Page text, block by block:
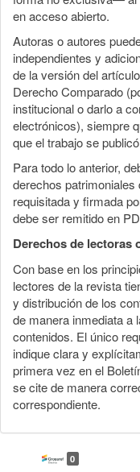
en acceso abierto.
Autoras o autores
independientes y
de la versión del
Derecho Comparado
institucional o darlo a
electrónicos), siempre
que el trabajo se
Para todo lo anterior,
derechos patrimoniales
requisitada y firmada
debe ser remitido en
Derechos de lectoras
Con base en los
lectores de la revista
y distribución de los
de manera inmediata a
contenidos. El único
indique clara y
primera vez en el
se cite de manera
correspondiente.
0